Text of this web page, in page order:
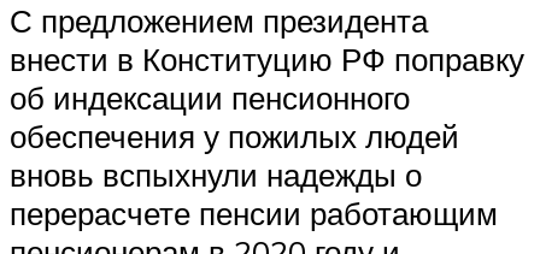
С предложением президента
внести в Конституцию РФ поправку
об индексации пенсионного
обеспечения у пожилых людей
вновь вспыхнули надежды о
перерасчете пенсии работающим